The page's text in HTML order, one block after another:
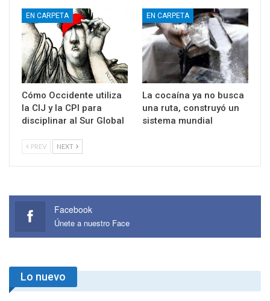
EN CARPETA
Cómo Occidente utiliza
la CIJ y la CPI para
disciplinar al Sur Global
EN CARPETA
La cocaína ya no busca
una ruta, construyó un
sistema mundial
PREV NEXT
Facebook
Únete a nuestro Face
Lo nuevo